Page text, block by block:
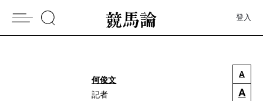
登入
何俊文
記者
A
A